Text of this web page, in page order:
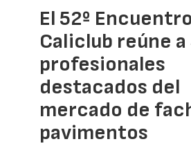
El 52º Encuentro
Caliclub reúne
profesionales
destacados del
mercado de
pavimentos